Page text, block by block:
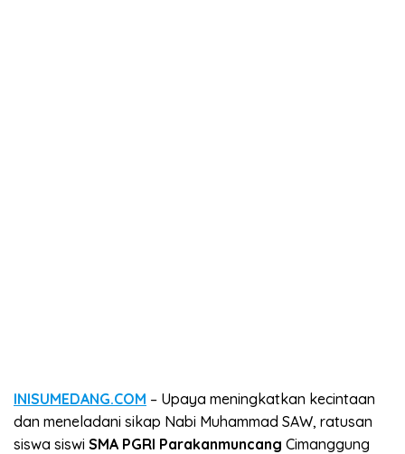
INISUMEDANG.COM – Upaya meningkatkan kecintaan
dan meneladani sikap Nabi Muhammad SAW, ratusan
siswa siswi SMA PGRI Parakanmuncang Cimanggung